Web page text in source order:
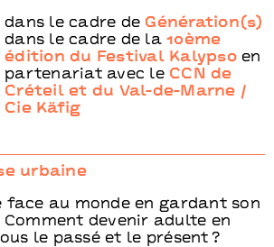
dans le cadre de Génération(s)
dans le cadre de la10ème
édition du Festival Kalypsoen
partenariat avec le CCN de
Créteil et du Val-de-Marne /
Cie Käfig
urbaine
face au monde en gardant son
Comment devenir adulte en
le passé et le présent ?